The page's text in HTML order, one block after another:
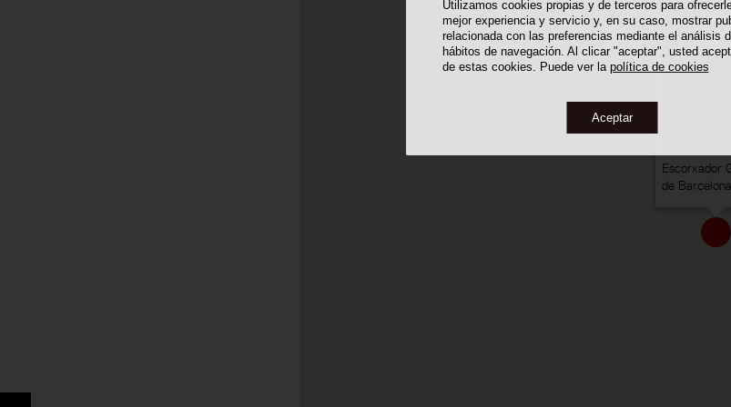
Utilizamos cookies propias y de terceros para
mejor experiencia y servicio y, en su caso, mostrar
relacionada con las preferencias mediante el análisis
hábitos de navegación. Al clicar "aceptar", usted
de estas cookies. Puede ver la política de cookies
Aceptar
Escorxador
de Barcelona